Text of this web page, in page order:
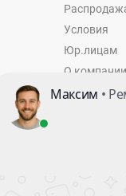
Условия
Юр.лицам
О компании
Контакты